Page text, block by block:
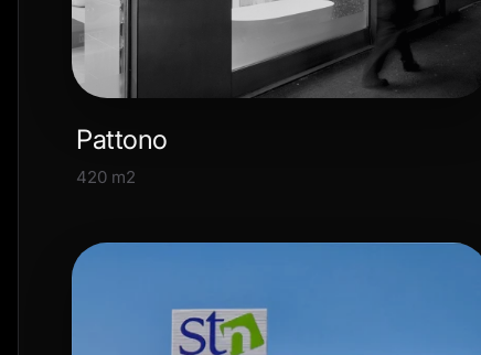
Pattono
420 m2